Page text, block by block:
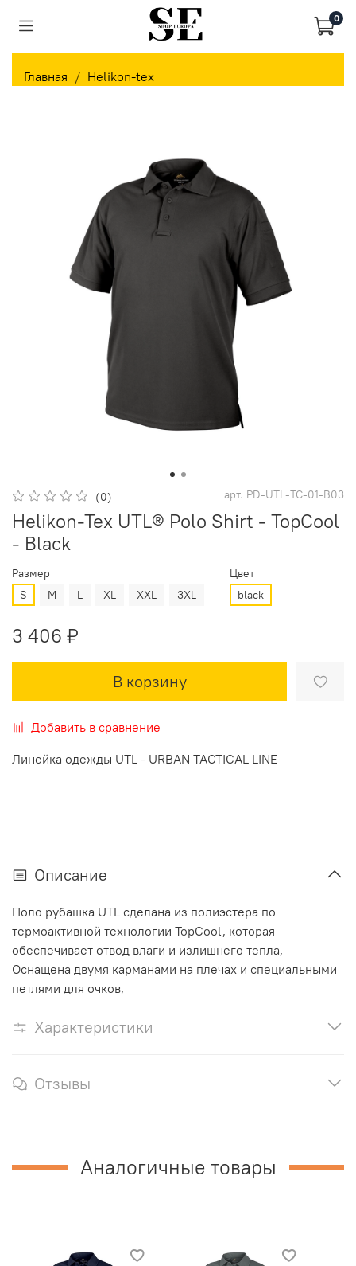
0
Главная Helikon-tex
(0) арт. PD-UTL-TC-01-B03
Helikon-Tex UTL® Polo Shirt - TopCool
- Black
Размер
S
M L XL XXL 3XL
Цвет
black
3 406 ₽
В корзину
Добавить в сравнение
Линейка одежды UTL - URBAN TACTICAL LINE
Описание
Поло рубашка UTL сделана из полиэстера по
термоактивной технологии TopCool, которая
обеспечивает отвод влаги и излишнего тепла,
Оснащена двумя карманами на плечах и специальными
петлями для очков,
Характеристики
Отзывы
Аналогичные товары